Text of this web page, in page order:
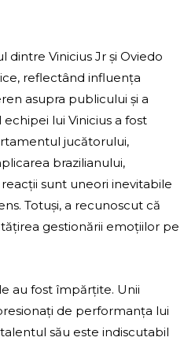
dintre Vinicius Jr și Oviedo
reflectând influența
asupra publicului și a
lui Vinicius a fost
jucătorului,
brazilianului,
sunt uneori inevitabile
Totuși, a recunoscut că
gestionării emoțiilor pe
au fost împărțite. Unii
de performanța lui
său este indiscutabil